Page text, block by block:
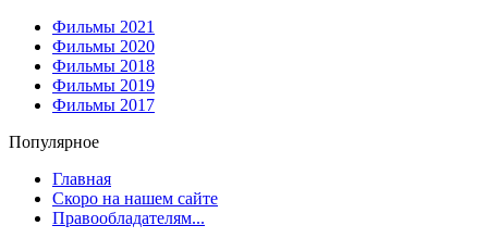
Фильмы 2021
Фильмы 2020
Фильмы 2018
Фильмы 2019
Фильмы 2017
Популярное
Главная
Скоро на нашем сайте
Правообладателям...